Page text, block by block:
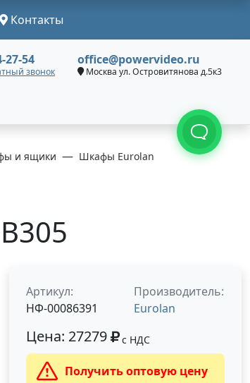
Контакты
27-54
звонок
office@powervideo.ru
Москва ул. Островитянова д.5к3
и ящики Шкафы Eurolan
Артикул:
НФ-00086391
Производитель:
Eurolan
Цена: 27279 с НДС
Получить оптовую цену